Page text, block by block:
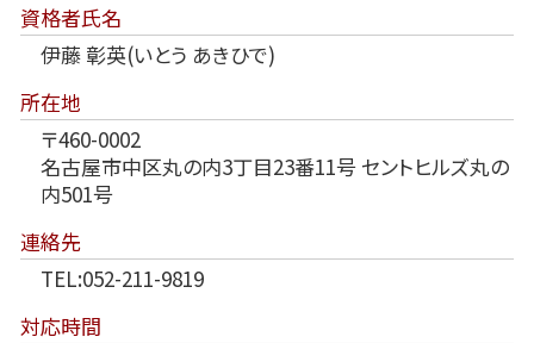
資格者氏名
伊藤 彰英(いとう あきひで)
所在地
〒460-0002
名古屋市中区丸の内3丁目23番11号 セントヒルズ丸の
内501号
連絡先
TEL:052-211-9819
対応時間